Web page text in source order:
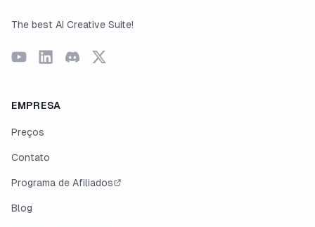
The best AI Creative Suite!
EMPRESA
Preços
Contato
Programa de Afiliados
Blog